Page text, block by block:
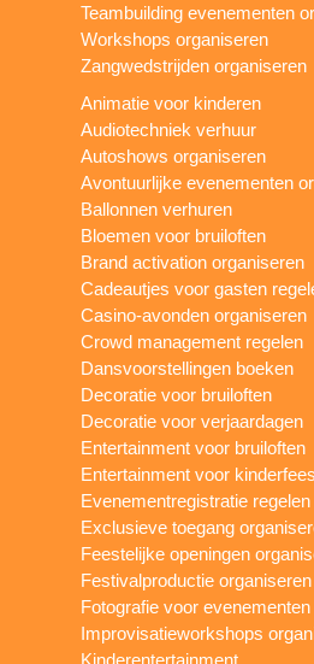
Teambuilding evenementen
Workshops organiseren
Zangwedstrijden organiseren
Animatie voor kinderen
Audiotechniek verhuur
Autoshows organiseren
Avontuurlijke evenementen
Ballonnen verhuren
Bloemen voor bruiloften
Brand activation organiseren
Cadeautjes voor gasten
Casino-avonden organiseren
Crowd management regelen
Dansvoorstellingen boeken
Decoratie voor bruiloften
Decoratie voor verjaardagen
Entertainment voor bruiloften
Entertainment voor
Evenementregistratie regelen
Exclusieve toegang
Feestelijke openingen
Festivalproductie organiseren
Fotografie voor evenementen
Improvisatieworkshops
Kinderentertainment